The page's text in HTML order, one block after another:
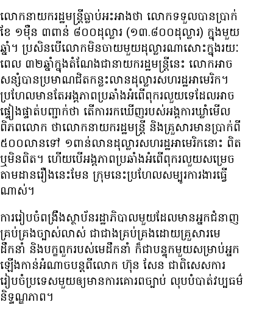
លោក​នាយក​រដ្ឋមន្ត្រី​ធ្លាប់​អះអាង​ថា លោក​ទទួល​បាន​ប្រាក់​
ខែ ១​ម៉ឺន ៣​ពាន់ ៨០០​ដុល្លារ (១៣.៨០០​ដុល្លារ) ក្នុង​មួយ​
ឆ្នាំ។ ប្រសិន​បើ​លោក​មិន​ចាយ​មួយ​ដុល្លារ​ណា​សោះ​ក្នុង​រយៈ
ពេល ៣២​ឆ្នាំ​ក្នុង​តំណែង​ជា​នាយក​រដ្ឋមន្ត្រី​នេះ លោក​អាច​
សន្សំ​បាន​ប្រមាណ​ជិត​កន្លះ​​លាន​ដុល្លារ​សហរដ្ឋ​អាមេរិក។
ប្រហែល​មាន​តែ​អង្គភាព​ប្រឆាំង​អំពើ​ពុក​រលួយ​ទេ​ដែល​អាច​
ផ្ទៀងផ្ទាត់​បញ្ជាក់​ថា តើ​ការ​រក​ឃើញ​របស់​អង្គការ​ឃ្លាំមើល​
ពិភពលោក ថា​លោក​នាយក​រដ្ឋមន្ត្រី និង​គ្រួសារ​មាន​ប្រាក់​ពី
៥០០​លាន​ទៅ ១​ពាន់​លាន​ដុល្លារ​សហរដ្ឋ​អាមេរិក​នោះ ពិត​
ឬ​មិន​ពិត។ ហើយ​បើ​អង្គភាព​ប្រឆាំង​អំពើ​ពុក​រលួយ​សម្រេច​
តាមដាន​រឿង​នេះ​មែន ក្រុម​នេះ​ប្រហែល​សម្បូរ​ការងារ​ធ្វើ​
ណាស់។
ការ​រៀបចំ​ពង្រឹង​ស្ថាប័ន​រដ្ឋាភិបាល​មួយ​ដែល​មាន​អ្នក​ជំនាញ​
គ្រប់គ្រង​ច្បាស់លាស់ ជា​ជាង​គ្រប់គ្រង​ដោយ​គ្រួសារ​មេ​
ដឹកនាំ និង​បក្ខពួក​របស់​មេ​ដឹកនាំ ក៏​ជា​បន្ទុក​មួយ​សម្រាប់​អ្នក​
ឡើង​កាន់​អំណាច​បន្ត​ពី​លោក ហ៊ុន សែន ជាពិសេស​ការ​
រៀបចំ​ប្រទេស​មួយ​ឲ្យ​មាន​ការ​គោរព​ច្បាប់ លុប​បំបាត់​វប្បធម៌​
និទ្ទណ្ឌភាព។